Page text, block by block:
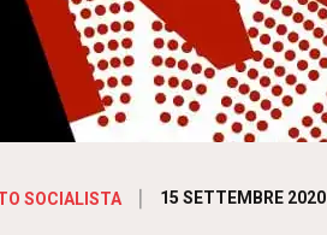
SOCIALISTA
Posted
15 SETTEMBRE 2020